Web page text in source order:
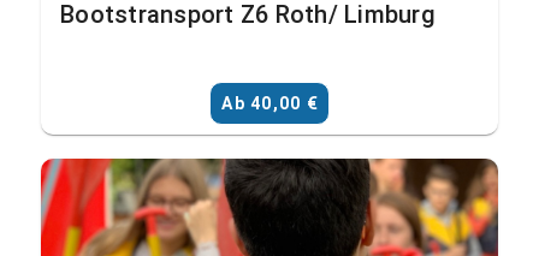
Bootstransport Z6 Roth/ Limburg
Ab 40,00 €